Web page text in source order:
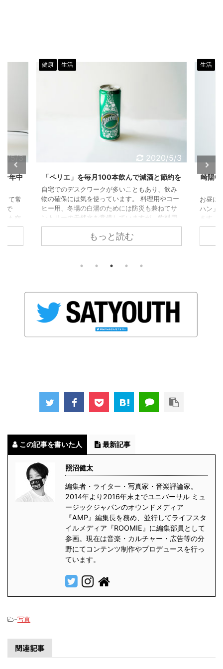
5/3
一年中
て常
で
も空
。 部
清浄
健康 生活
2020/5/3
「ペリエ」を毎月100本飲んで減酒と節約を
自宅でのデスクワークが多いこともあり、飲み
物の確保には気を使っています。 料理用やコー
ヒー用、冬場の白湯のためには防災も兼ねてサ
ントリーの天然水を常備していますが、飲料用
としては「ペリエ」の330ml缶を愛飲していま
す。 なんでもペリエは炭酸を後から添加したわ
けではない“天然の発泡水”だそうですが、単純
ころが気に入っています。 缶で買って、缶のま
が抜けず、万が一こぼしても被害が ...
もっと読む
生活
崎陽
お昼に
ハン」
ます
はさす
70
この記事を書いた人 最新記事
照沼健太
編集者・ライター・写真家・音楽評論家。
2014年より2016年末までユニバーサル ミュ
ージックジャパンのオウンドメディア
『AMP』編集長を務め、並行してライフスタ
イルメディア『ROOMIE』に編集部員として
参画。現在は音楽・カルチャー・広告等の分
野にてコンテンツ制作やプロデュースを行っ
ています。
-写真
関連記事